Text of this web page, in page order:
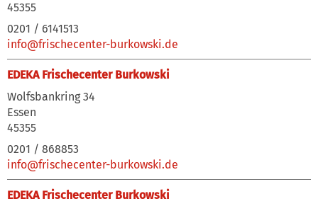
45355
0201 / 6141513
info@frischecenter-burkowski.de
EDEKA Frischecenter Burkowski
Wolfsbankring 34
Essen
45355
0201 / 868853
info@frischecenter-burkowski.de
EDEKA Frischecenter Burkowski